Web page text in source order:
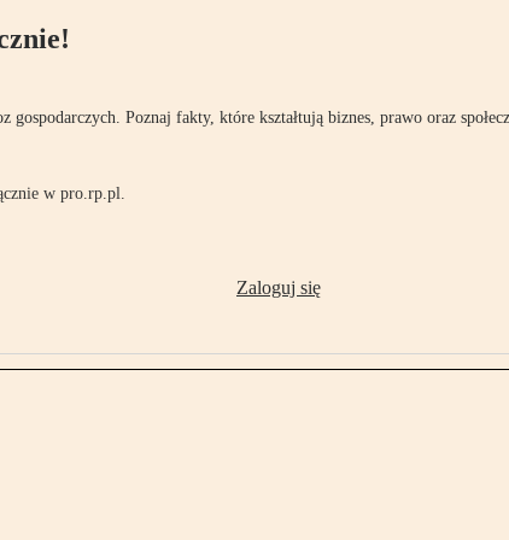
Poznaj fakty, które kształtują biznes, prawo oraz
w pro.rp.pl.
Zaloguj się